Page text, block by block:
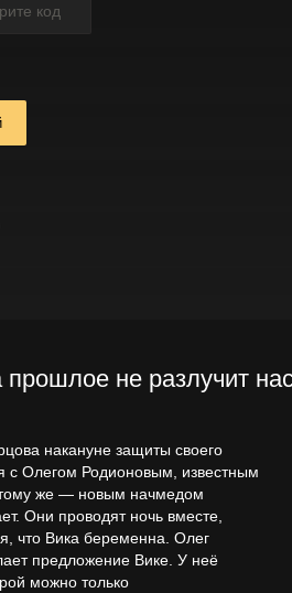
не разлучит
накануне защиты своего
с Олегом Родионовым, известным
же — новым начмедом
Они проводят ночь вместе,
что Вика беременна. Олег
предложение Вике. У неё
можно только